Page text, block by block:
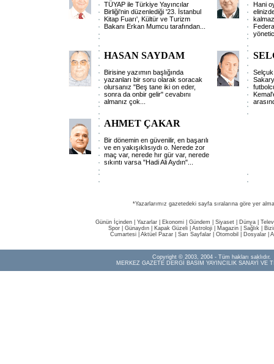
TÜYAP ile Türkiye Yayıncılar
Birliği'nin düzenlediği '23. İstanbul
Kitap Fuarı', Kültür ve Turizm
Bakanı Erkan Mumcu tarafından
Hani
HASAN SAYDAM
Birisine yazımın başlığında
yazanları bir soru olarak soracak
olursanız "Beş tane iki on eder,
sonra da onbir gelir" cevabını
almanız çok
AHMET ÇAKAR
Bir dönemin en güvenilir, en başarılı
ve en yakışıklısıydı o. Nerede zor
maç var, nerede hır gür var, nerede
sıkıntı varsa "Hadi Ali Aydın"
*Yazarlarımız gazetedeki sayfa sıralarına göre yer
Günün İçinden Yazarlar Ekonomi Gündem Siyaset Dünya |
Spor
Günaydın Kapak Güzeli Astroloji Magazin Sağlık
Cumartesi| Aktüel Pazar| Sarı Sayfalar| Otomobil Dosyalar|
Copyright © 2003, 2004 - Tüm hakları saklıdır.
MERKEZ GAZETE DERGİ BASIM YAYINCILIK SANAYİ VE